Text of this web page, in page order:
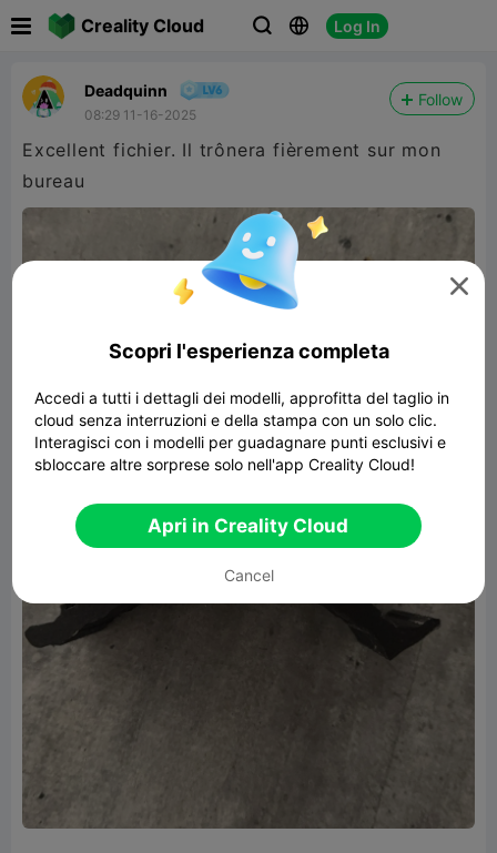
Creality Cloud   Log In
Deadquinn
08:29 11-16-2025
Follow
Excellent fichier. Il trônera fièrement sur mon
bureau

Scopri l'esperienza completa
Accedi a tutti i dettagli dei modelli, approfitta del taglio in
cloud senza interruzioni e della stampa con un solo clic.
Interagisci con i modelli per guadagnare punti esclusivi e
sbloccare altre sorprese solo nell'app Creality Cloud!
Apri in Creality Cloud
Cancel